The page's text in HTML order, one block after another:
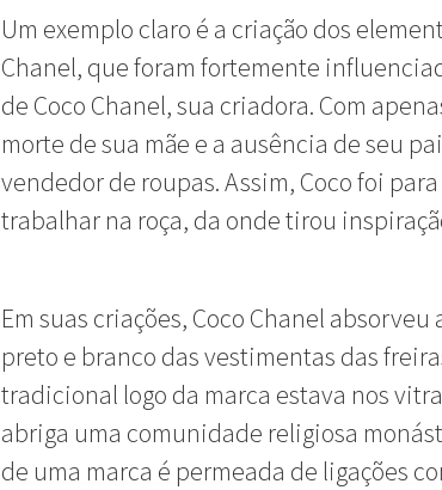
Um exemplo claro é a criação dos
Chanel, que foram fortemente
de Coco Chanel, sua criadora. Com
morte de sua mãe e a ausência de seu
vendedor de roupas. Assim, Coco foi
trabalhar na roça, da onde tirou
Em suas criações, Coco Chanel
preto e branco das vestimentas das
tradicional logo da marca estava nos
abriga uma comunidade religiosa
de uma marca é permeada de ligações